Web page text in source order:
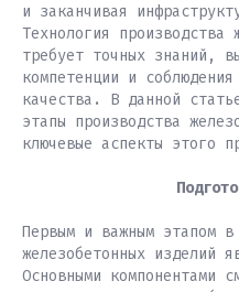
и заканчивая
Технология производства
требует точных знаний,
компетенции и
качества. В данной
этапы производства
ключевые аспекты этого
Первым и важным этапом в
железобетонных изделий
Основными компонентами